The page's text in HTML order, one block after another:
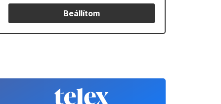
Beállítom